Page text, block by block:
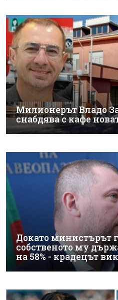
Милионерът Владо
снабдява с кафе
Докато министърът
собственото му
на 58% - крадецът